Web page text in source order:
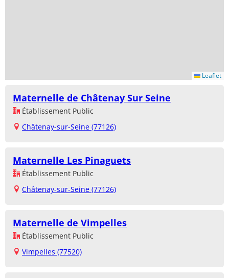
Leaflet
Maternelle de Châtenay Sur Seine
Établissement Public
Châtenay-sur-Seine (77126)
Maternelle Les Pinaguets
Établissement Public
Châtenay-sur-Seine (77126)
Maternelle de Vimpelles
Établissement Public
Vimpelles (77520)